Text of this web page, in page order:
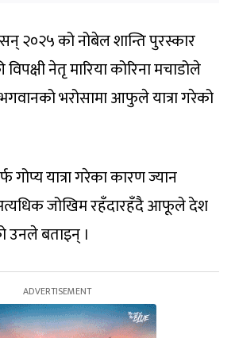
२०२५ को नोबेल शान्ति पुरस्कार
नेतृ मारिया कोरिना मचाडोले
भरोसामा आफुले यात्रा गरेको
गोप्य यात्रा गरेका कारण ज्यान
जोखिम रहँदारहँदै आफूले देश
बताइन् ।